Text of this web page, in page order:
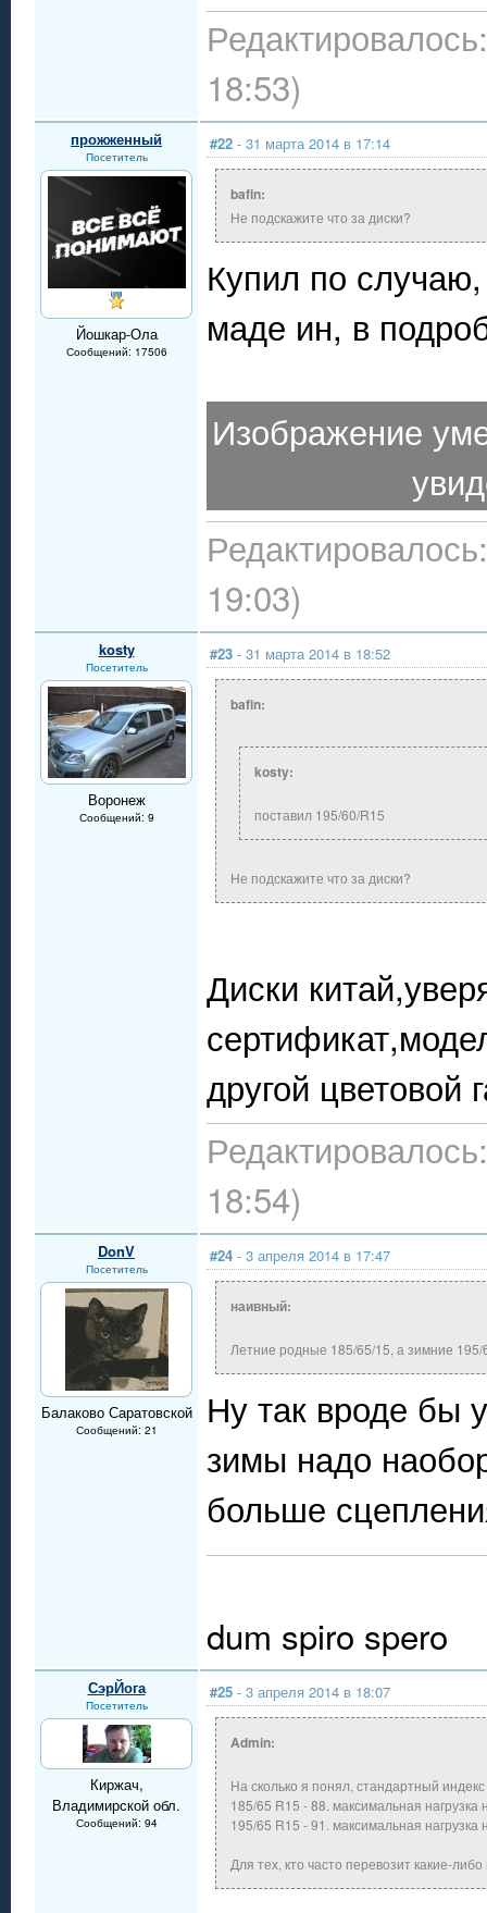
18:53)
прожженный
Посетитель
Йошкар-Ола
Сообщений: 17506
#22 - 31 марта 2014 в 17:14
bafin:
Не подскажите что за диски?
Купил по
маде ин, в
Изображение
19:03)
kosty
Посетитель
Воронеж
Сообщений: 9
#23 - 31 марта 2014 в 18:52
bafin:
kosty:
поставил 195/60/R15
Не подскажите что за диски?
Диски
другой цветовой
18:54)
DonV
Посетитель
Балаково Саратовской
Сообщений: 21
#24 - 3 апреля 2014 в 17:47
наивный:
Летние родные 185/65/15, а зимние 195/
Ну так вроде бы
зимы надо
больше
dum spiro spero
СэрЙога
Посетитель
Киржач,
Владимирской обл.
Сообщений: 94
#25 - 3 апреля 2014 в 18:07
Admin:
На сколько я понял, стандартный
185/65 R15 - 88. максимальная нагрузка
195/65 R15 - 91. максимальная нагрузка
Для тех, кто часто перевозит какие-